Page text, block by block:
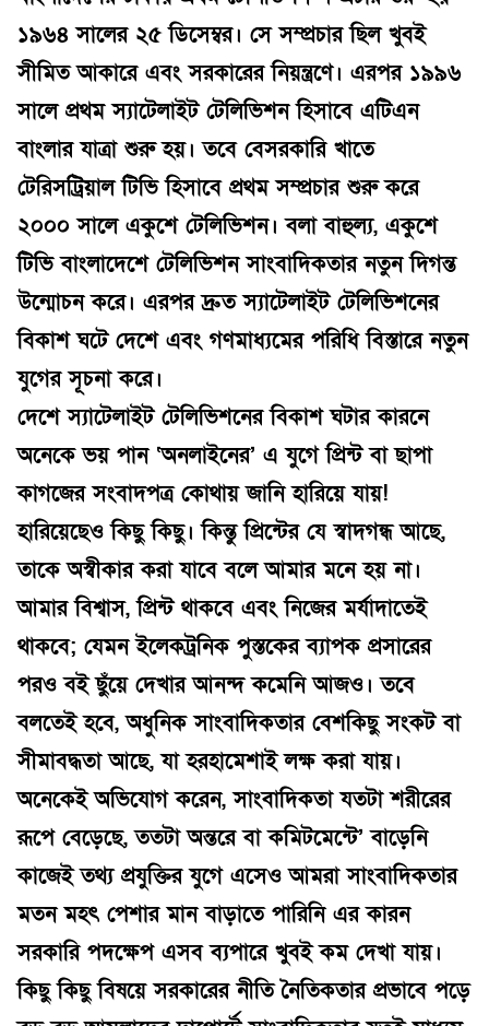
১৯৬৪ সালের ২৫ ডিসেম্বর। সে সম্প্রচার ছিল খুবই
সীমিত আকারে এবং সরকারের নিয়ন্ত্রণে। এরপর ১৯৯৬
সালে প্রথম স্যাটেলাইট টেলিভিশন হিসাবে এটিএন
বাংলার যাত্রা শুরু হয়। তবে বেসরকারি খাতে
টেরিসট্রিয়াল টিভি হিসাবে প্রথম সম্প্রচার শুরু করে
২০০০ সালে একুশে টেলিভিশন। বলা বাহুল্য, একুশে
টিভি বাংলাদেশে টেলিভিশন সাংবাদিকতার নতুন দিগন্ত
উন্মোচন করে। এরপর দ্রুত স্যাটেলাইট টেলিভিশনের
বিকাশ ঘটে দেশে এবং গণমাধ্যমের পরিধি বিস্তারে নতুন
যুগের সূচনা করে।
দেশে স্যাটেলাইট টেলিভিশনের বিকাশ ঘটার কারনে
অনেকে ভয় পান ‘অনলাইনের’ এ যুগে প্রিন্ট বা ছাপা
কাগজের সংবাদপত্র কোথায় জানি হারিয়ে যায়!
হারিয়েছেও কিছু কিছু। কিন্তু প্রিন্টের যে স্বাদগন্ধ আছে,
তাকে অস্বীকার করা যাবে বলে আমার মনে হয় না।
আমার বিশ্বাস, প্রিন্ট থাকবে এবং নিজের মর্যাদাতেই
থাকবে; যেমন ইলেকট্রনিক পুস্তকের ব্যাপক প্রসারের
পরও বই ছুঁয়ে দেখার আনন্দ কমেনি আজও। তবে
বলতেই হবে, অধুনিক সাংবাদিকতার বেশকিছু সংকট বা
সীমাবদ্ধতা আছে, যা হরহামেশাই লক্ষ করা যায়।
অনেকেই অভিযোগ করেন, সাংবাদিকতা যতটা শরীরের
রূপে বেড়েছে, ততটা অন্তরে বা কমিটমেন্টে’ বাড়েনি
কাজেই তথ্য প্রযুক্তির যুগে এসেও আমরা সাংবাদিকতার
মতন মহৎ পেশার মান বাড়াতে পারিনি এর কারন
সরকারি পদক্ষেপ এসব ব্যপারে খুবই কম দেখা যায়।
কিছু কিছু বিষয়ে সরকারের নীতি নৈতিকতার প্রভাবে পড়ে